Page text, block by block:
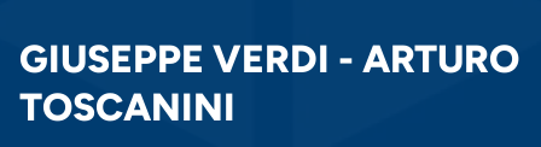
GIUSEPPE VERDI - ARTURO
TOSCANINI